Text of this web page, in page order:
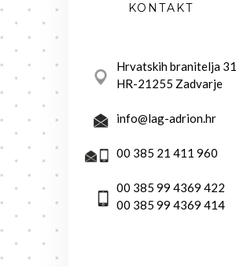
KONTAKT
Hrvatskih branitelja 31
HR-21255 Zadvarje
info@lag-adrion.hr
00 385 21 411 960
00 385 99 4369 422
00 385 99 4369 414